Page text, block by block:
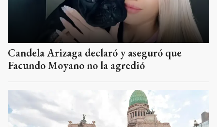
Candela Arizaga declaró y aseguró que
Facundo Moyano no la agredió